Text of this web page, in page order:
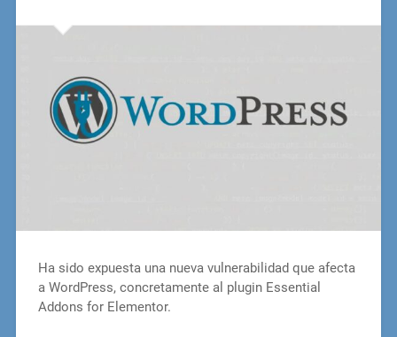
Ha sido expuesta una nueva vulnerabilidad que afecta
a WordPress, concretamente al plugin Essential
Addons for Elementor.